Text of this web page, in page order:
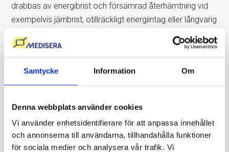
Samtycke Information Om
Denna webbplats använder cookies
Vi använder enhetsidentifierare för att anpassa innehållet
och annonserna till användarna, tillhandahålla funktioner
för sociala medier och analysera vår trafik. Vi
drabbas av energibrist och försämrad återhämtning vid
exempelvis järnbrist, otillräckligt energiintag eller långvarig
Låga järndepåer kan påverka syretransport, uthållighet
och fysisk prestationsförmåga även innan blodbrist
utvecklas.
Läs mer omträning och ämnesomsättning
Lever, njurar och energibrist